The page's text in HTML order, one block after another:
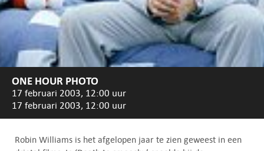
ONE HOUR PHOTO
17 februari 2003, 12:00 uur
17 februari 2003, 12:00 uur
Robin Williams is het afgelopen jaar te zien geweest in een